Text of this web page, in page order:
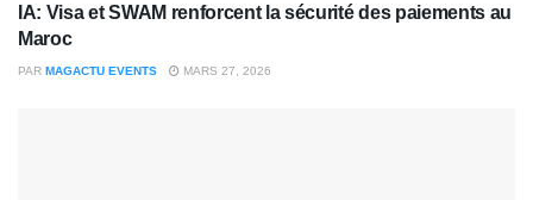
IA: Visa et SWAM renforcent la sécurité des paiements au
Maroc
PAR MAGACTU EVENTS MARS 27, 2026